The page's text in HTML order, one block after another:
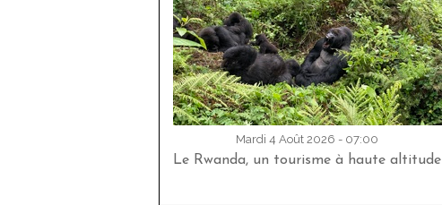
Mardi 4 Août 2026 - 07:00
Le Rwanda, un tourisme à haute altitude